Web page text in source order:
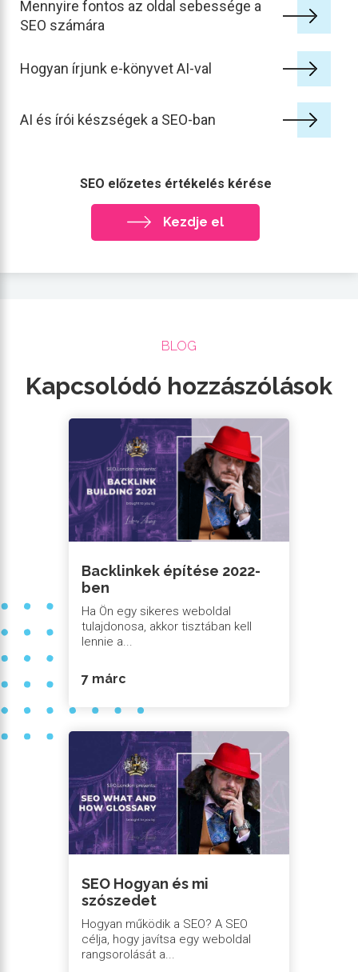
Mennyire fontos az oldal sebessége a
SEO számára
Hogyan írjunk e-könyvet AI-val
AI és írói készségek a SEO-ban
SEO előzetes értékelés kérése
Kezdje el
BLOG
Kapcsolódó hozzászólások
Backlinkek építése 2022-
ben
Ha Ön egy sikeres weboldal
tulajdonosa, akkor tisztában kell
lennie a...
7 márc
SEO Hogyan és mi
szószedet
Hogyan működik a SEO? A SEO
célja, hogy javítsa egy weboldal
rangsorolását a...